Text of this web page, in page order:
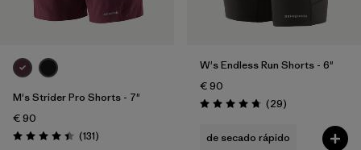
M's Strider Pro Shorts - 7"
€ 90
Puntuación: 4.4 / 5
(131Reseñas
)
W's Endless Run Shorts - 6"
€ 90
Puntuación: 4.8 / 5
(29Reseñas
)
de secado rápido